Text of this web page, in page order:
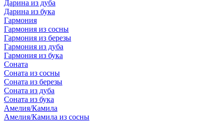
Дарина из дуба
Дарина из бука
Гармония
Гармония из сосны
Гармония из березы
Гармония из дуба
Гармония из бука
Соната
Соната из сосны
Соната из березы
Соната из дуба
Соната из бука
Амелия/Камила
Амелия/Камила из сосны